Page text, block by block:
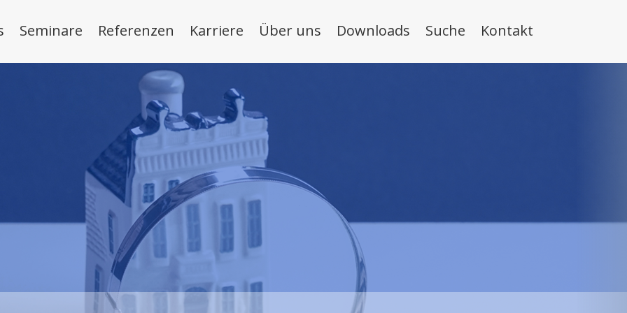
Seminare Referenzen Karriere Über uns Downloads Suche Kontakt